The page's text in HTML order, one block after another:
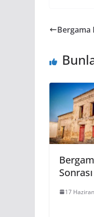
Bergama
17